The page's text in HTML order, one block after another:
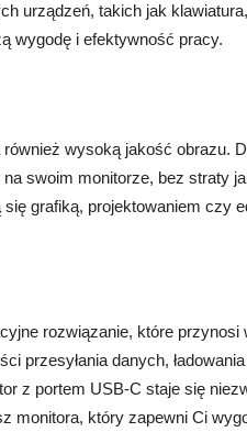
urządzeń, takich jak
wygodę i efektywność pracy.
wysoką jakość obrazu.
na swoim monitorze, bez straty
grafiką, projektowaniem czy
rozwiązanie, które
przesyłania danych,
z portem USB-C staje się
monitora, który zapewni Ci